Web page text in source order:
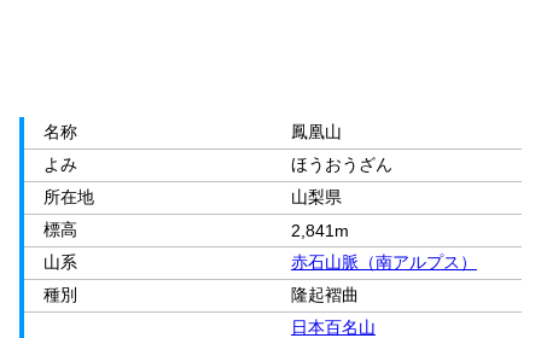
名称
鳳凰山
よみ
ほうおうざん
所在地
山梨県
標高
2,841m
山系
赤石山脈（南アルプス）
種別
隆起褶曲
日本百名山